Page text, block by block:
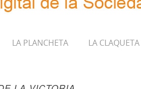
LA PLANCHETA LA CLAQUETA